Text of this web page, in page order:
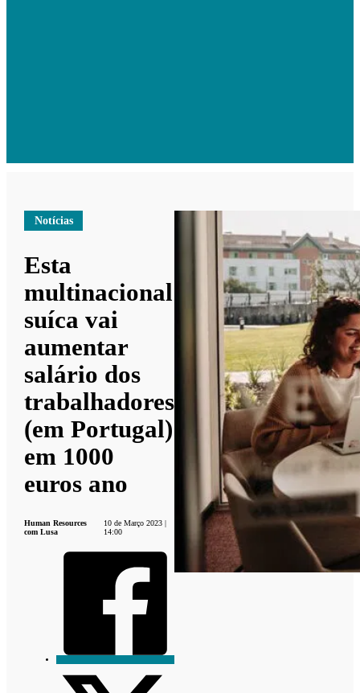
Notícias
Esta
multinacional
suíca vai
aumentar
salário dos
trabalhadores
(em Portugal)
em 1000
euros ano
Human Resources
com Lusa
10 de Março 2023 |
14:00